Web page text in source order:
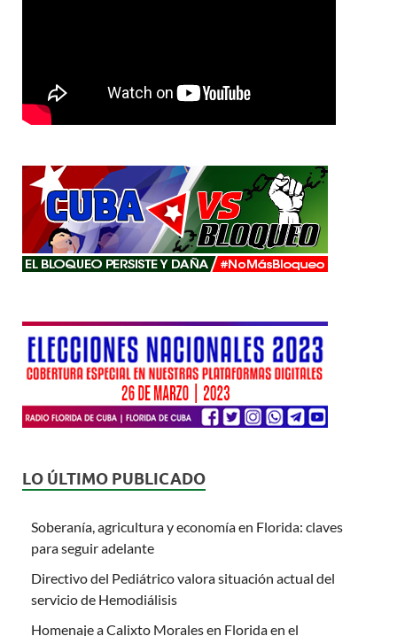
LO ÚLTIMO PUBLICADO
Soberanía, agricultura y economía en Florida: claves
para seguir adelante
Directivo del Pediátrico valora situación actual del
servicio de Hemodiálisis
Homenaje a Calixto Morales en Florida en el